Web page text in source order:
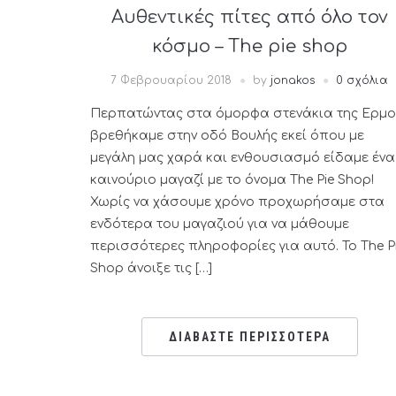
Αυθεντικές πίτες από όλο τον
κόσμο – The pie shop
7 Φεβρουαρίου 2018 by jonakos 0 σχόλια
Περπατώντας στα όμορφα στενάκια της
βρεθήκαμε στην οδό Βουλής εκεί όπου με
μεγάλη μας χαρά και ενθουσιασμό είδαμε ένα
καινούριο μαγαζί με το όνομα The Pie Shop!
Χωρίς να χάσουμε χρόνο προχωρήσαμε στα
ενδότερα του μαγαζιού για να μάθουμε
περισσότερες πληροφορίες για αυτό. Το The
Shop άνοιξε τις […]
ΔΙΑΒΑΣΤΕ ΠΕΡΙΣΣΟΤΕΡΑ